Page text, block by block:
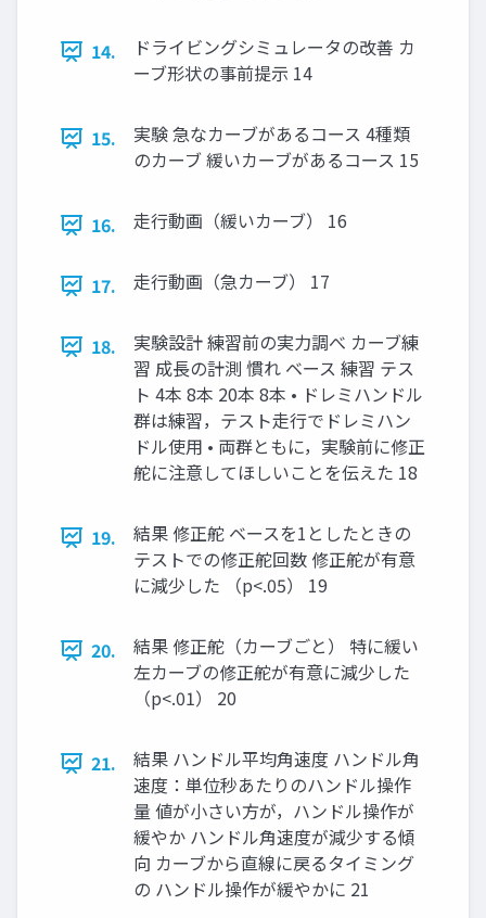
14.
ドライビングシミュレータの改善 カ
ーブ形状の事前提⽰ 14
15.
実験 急なカーブがあるコース 4種類
のカーブ 緩いカーブがあるコース 15
16. ⾛⾏動画（緩いカーブ） 16
17. ⾛⾏動画（急カーブ） 17
18.
実験設計 練習前の実⼒調べ カーブ練
習 成⻑の計測 慣れ ベース 練習 テス
ト 4本 8本 20本 8本 • ドレミハンドル
群は練習，テスト⾛⾏でドレミハン
ドル使⽤ • 両群ともに，実験前に修正
舵に注意してほしいことを伝えた 18
19.
結果 修正舵 ベースを1としたときの
テストでの修正舵回数 修正舵が有意
に減少した （p<.05） 19
20.
結果 修正舵（カーブごと） 特に緩い
左カーブの修正舵が有意に減少した
（p<.01） 20
21.
結果 ハンドル平均⾓速度 ハンドル⾓
速度：単位秒あたりのハンドル操作
量 値が⼩さい⽅が，ハンドル操作が
緩やか ハンドル⾓速度が減少する傾
向 カーブから直線に戻るタイミング
の ハンドル操作が緩やかに 21